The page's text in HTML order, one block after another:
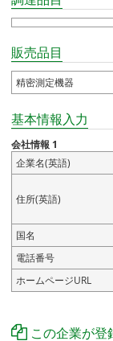
販売品目
精密測定機器
基本情報入力
会社情報 1
企業名(英語)
住所(英語)
国名
電話番号
ホームページURL
この企業が登